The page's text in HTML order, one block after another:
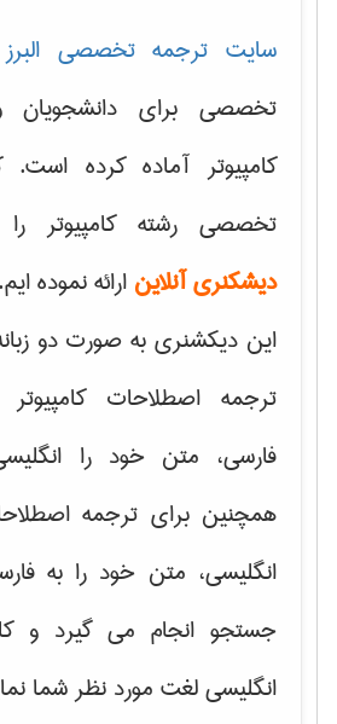
سایت ترجمه تخصصی البرز
تخصصی برای دانشجویان
کامپیوتر آماده کرده است.
تخصصی رشته کامپیوتر
دیشکنری آنلاین ارائه نموده ایم.
این دیکشنری به صورت دو
ترجمه اصطلاحات
فارسی، متن خود را
همچنین برای ترجمه
انگلیسی، متن خود را به
جستجو انجام می گیرد و
انگلیسی لغت مورد نظر شما